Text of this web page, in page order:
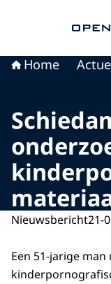
Home
Nieuwsbericht21-
Een 51-jarige